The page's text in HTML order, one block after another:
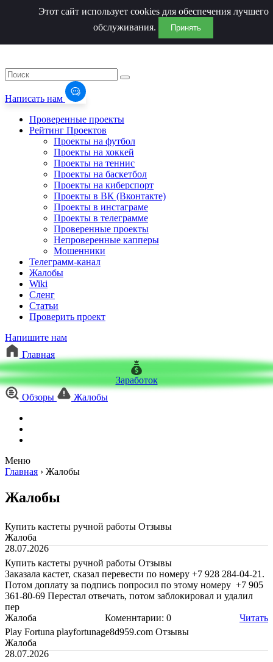
Написать нам
Проверенные проекты
Рейтинг Проектов
Проекты на футбол
Проекты на хоккей
Проекты на теннис
Проекты на баскетбол
Проекты на киберспорт
Проекты в ВК (Вконтакте)
Проекты в инстаграме
Проекты в телеграмме
Проверенные проекты
Непроверенные капперы
Мошенники
Телеграмм-канал
Жалобы
Wiki
Сленг
Статьи
Проверить проект
Напишите нам
Главная
Заработок
Обзоры
Жалобы
Меню
Этот сайт использует cookies для обеспечения лучшего
обслуживания.
Принять
Главная › Жалобы
Жалобы
Купить кастеты ручной работы Отзывы
Жалоба
28.07.2026
Купить кастеты ручной работы Отзывы
Заказала кастет, сказал перевести по номеру +7 928 284-04-21.
Потом доплату за подпись попросил по этому номеру +7 905
361-80-69 Перестал отвечать, потом заблокировал и удалил
пер
Жалоба
Коменнтарии: 0
Читать
Play Fortuna playfortunage8d959.com Отзывы
Жалоба
28.07.2026